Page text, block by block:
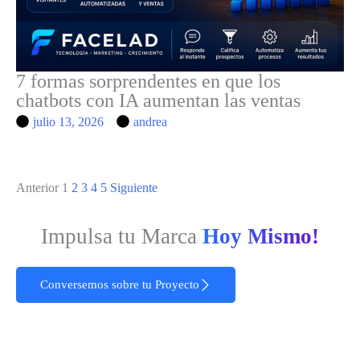
7 formas sorprendentes en que los
chatbots con IA aumentan las ventas
julio 13, 2026 andrea
Anterior 1 2 3 4 5 Siguiente
Impulsa tu Marca Hoy Mismo!
Conversemos sobre tu Proyecto